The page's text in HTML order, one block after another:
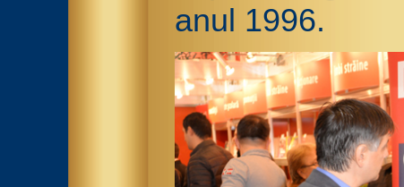
anul 1996.